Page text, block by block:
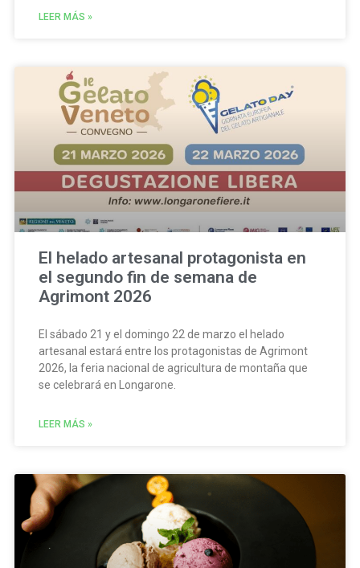
LEER MÁS »
El helado artesanal protagonista en
el segundo fin de semana de
Agrimont 2026
El sábado 21 y el domingo 22 de marzo el helado
artesanal estará entre los protagonistas de Agrimont
2026, la feria nacional de agricultura de montaña que
se celebrará en Longarone.
LEER MÁS »